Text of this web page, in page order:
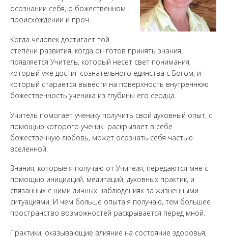
осознании себя, о божественном
происхождении и проч.
Когда человек достигает той
степени развития, когда он готов принять знания,
появляется Учитель, который несет свет понимания,
который уже достиг сознательного единства с Богом, и
который старается вывести на поверхность внутреннюю
божественность ученика из глубины его сердца.
Учитель помогает ученику получить свой духовный опыт, с
помощью которого ученик раскрывает в себе
божественную любовь, может осознать себя частью
вселенной.
Знания, которые я получаю от Учителя, передаются мне с
помощью инициаций, медитаций, духовных практик, и
связанных с ними личных наблюдениях за жизненными
ситуациями. И чем больше опыта я получаю, тем большее
пространство возможностей раскрывается перед мной.
Практики, оказывающие влияние на состояние здоровья,